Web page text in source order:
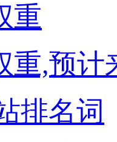
重
重,预计
排名词